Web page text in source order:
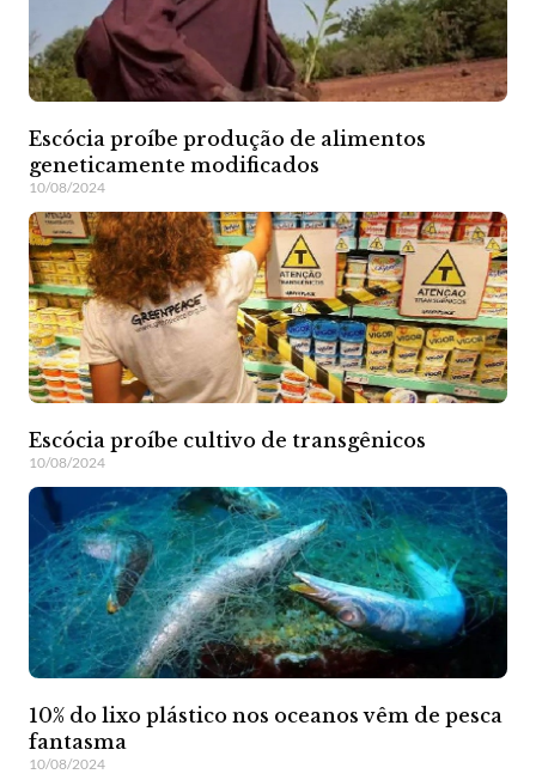
Escócia proíbe produção de alimentos
geneticamente modificados
10/08/2024
Escócia proíbe cultivo de transgênicos
10/08/2024
10% do lixo plástico nos oceanos vêm de pesca
fantasma
10/08/2024